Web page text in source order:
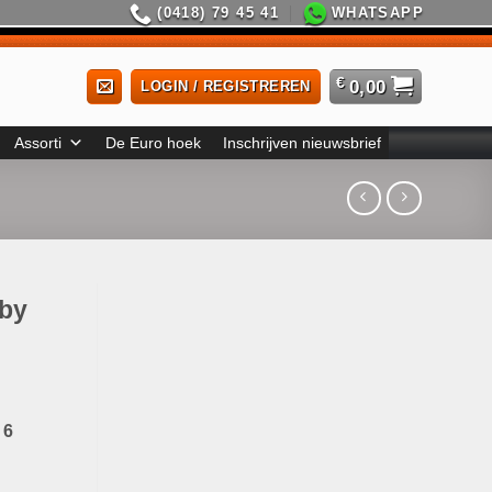
(0418) 79 45 41 WHATSAPP
LOGIN / REGISTREREN € 0,00
Assorti De Euro hoek Inschrijven nieuwsbrief